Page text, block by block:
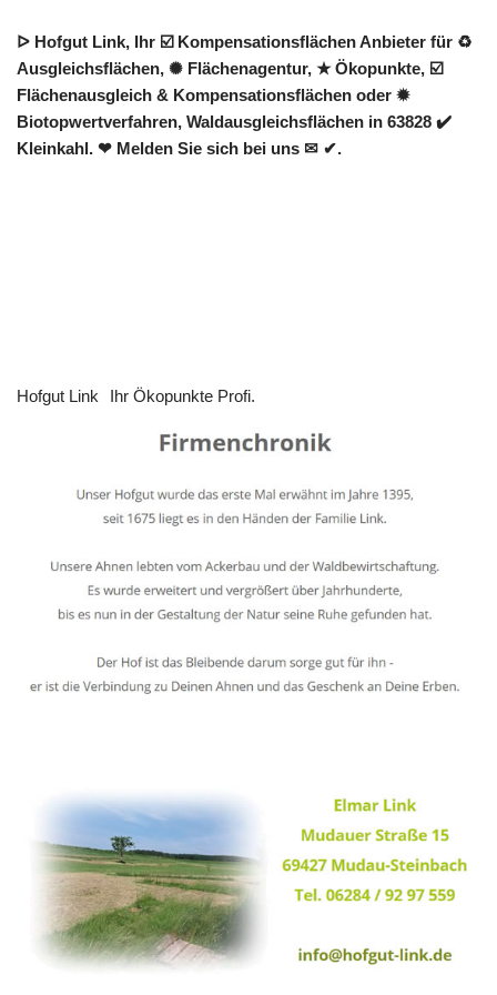
ᐅ Hofgut Link, Ihr ☑️ Kompensationsflächen Anbieter für ♻
Ausgleichsflächen, ✺ Flächenagentur, ★ Ökopunkte, ☑️
Flächenausgleich & Kompensationsflächen oder ✹
Biotopwertverfahren, Waldausgleichsflächen in 63828 ✔️
Kleinkahl. ❤ Melden Sie sich bei uns ✉ ✔.
Hofgut Link Ihr Ökopunkte Profi.